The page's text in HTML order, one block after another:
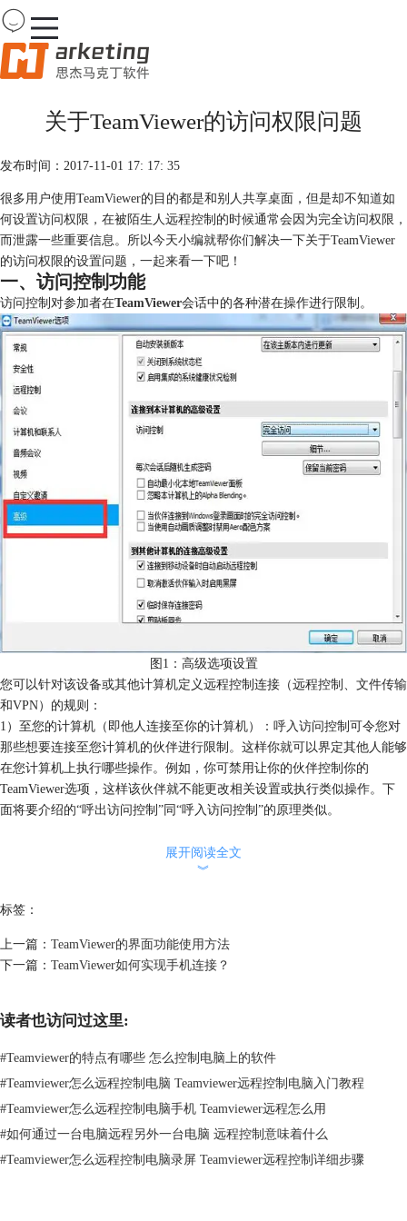
Team
下载
购买
案例
服务
关于TeamViewer的访问权限问题
发布时间：2017-11-01 17: 17: 35
很多用户使用TeamViewer的目的都是和别人共享桌面，但是却不知道如
何设置访问权限，在被陌生人远程控制的时候通常会因为完全访问权限，
而泄露一些重要信息。所以今天小编就帮你们解决一下关于TeamViewer
的访问权限的设置问题，一起来看一下吧！
一、访问控制功能
访问控制对参加者在TeamViewer会话中的各种潜在操作进行限制。
图1：高级选项设置
您可以针对该设备或其他计算机定义远程控制连接（远程控制、文件传输
和VPN）的规则：
1）至您的计算机（即他人连接至你的计算机）：呼入访问控制可令您对
那些想要连接至您计算机的伙伴进行限制。这样你就可以界定其他人能够
在您计算机上执行哪些操作。例如，你可禁用让你的伙伴控制你的
TeamViewer选项，这样该伙伴就不能更改相关设置或执行类似操作。下
面将要介绍的“呼出访问控制”同“呼入访问控制”的原理类似。
想知道如何控制伙伴的计算机，参考：
模式或选择默认模式以外的模式。对于呼出连接，TeamViewer提供下列
访问模式：
展开阅读全文
︾
标签：
上一篇： TeamViewer的界面功能使用方法
下一篇： TeamViewer如何实现手机连接？
读者也访问过这里:
#Teamviewer的特点有哪些 怎么控制电脑上的软件
#Teamviewer怎么远程控制电脑 Teamviewer远程控制电脑入门教程
#Teamviewer怎么远程控制电脑手机 Teamviewer远程怎么用
#如何通过一台电脑远程另外一台电脑 远程控制意味着什么
#Teamviewer怎么远程控制电脑录屏 Teamviewer远程控制详细步骤